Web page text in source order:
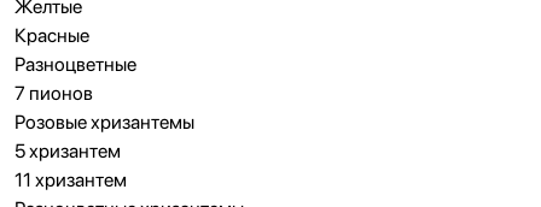
Желтые
Красные
Разноцветные
7 пионов
Розовые хризантемы
5 хризантем
11 хризантем